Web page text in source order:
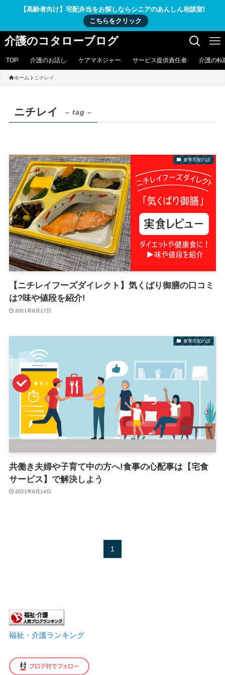
【高齢者向け】宅配弁当をお探しならシニアのあんしん相談室!
こちらをクリック
介護のコタローブログ
TOP 介護のお話し ケアマネジャー サービス提供責任者 介護の転
ホーム ニチレイ
ニチレイ – tag –
食事宅配の話
【ニチレイフーズダイレクト】気くばり御膳の口コミ
は?味や値段を紹介!
2021年8月17日
食事宅配の話
共働き夫婦や子育て中の方へ!食事の心配事は【宅食
サービス】で解決しよう
2021年6月14日
1
福祉・介護ランキング